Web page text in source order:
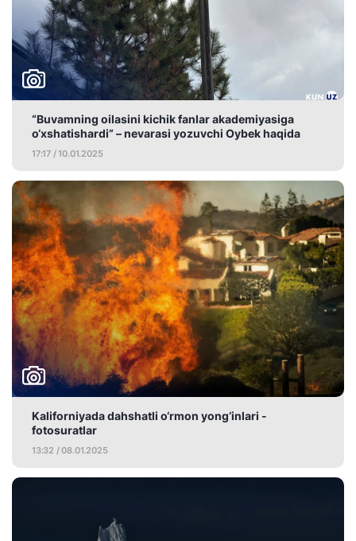
“Buvamning oilasini kichik fanlar akademiyasiga
o‘xshatishardi” – nevarasi yozuvchi Oybek haqida
17:17 / 10.01.2025
Kaliforniyada dahshatli o‘rmon yong‘inlari -
fotosuratlar
13:32 / 08.01.2025